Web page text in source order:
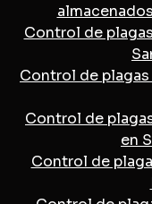
Control de
Control de plagas
Control de
en
Control de